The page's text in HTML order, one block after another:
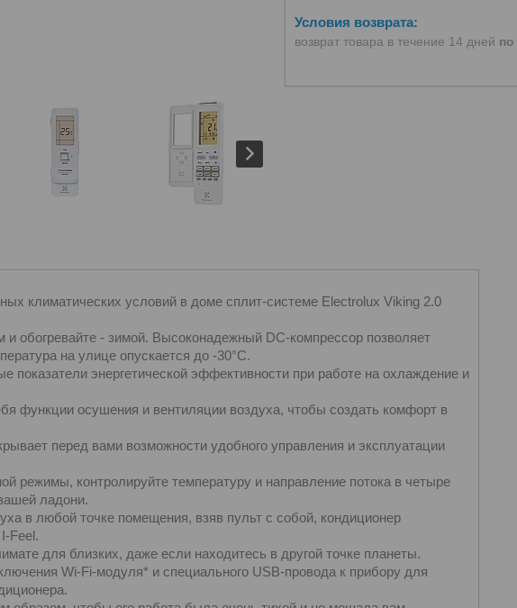
возврат товара в течение 14 дней
климатических условий в доме сплит-системе Electrolux Viking 2.0
обогревайте - зимой. Высоконадежный DC-компрессор позволяет
на улице опускается до -30°С.
показатели энергетической эффективности при работе на охлаждение и
функции осушения и вентиляции воздуха, чтобы создать комфорт в
перед вами возможности удобного управления и эксплуатации
режимы, контролируйте температуру и направление потока в четыре
ладони.
в любой точке помещения, взяв пульт с собой, кондиционер
Feel.
для близких, даже если находитесь в другой точке планеты.
Wi-Fi-модуля* и специального USB-провода к прибору для